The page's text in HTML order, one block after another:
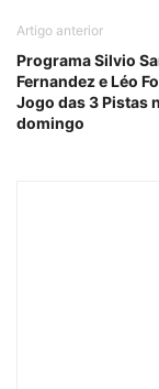
Artigo anterior
Programa Silvio
Fernandez e Léo
Jogo das 3 Pistas
domingo